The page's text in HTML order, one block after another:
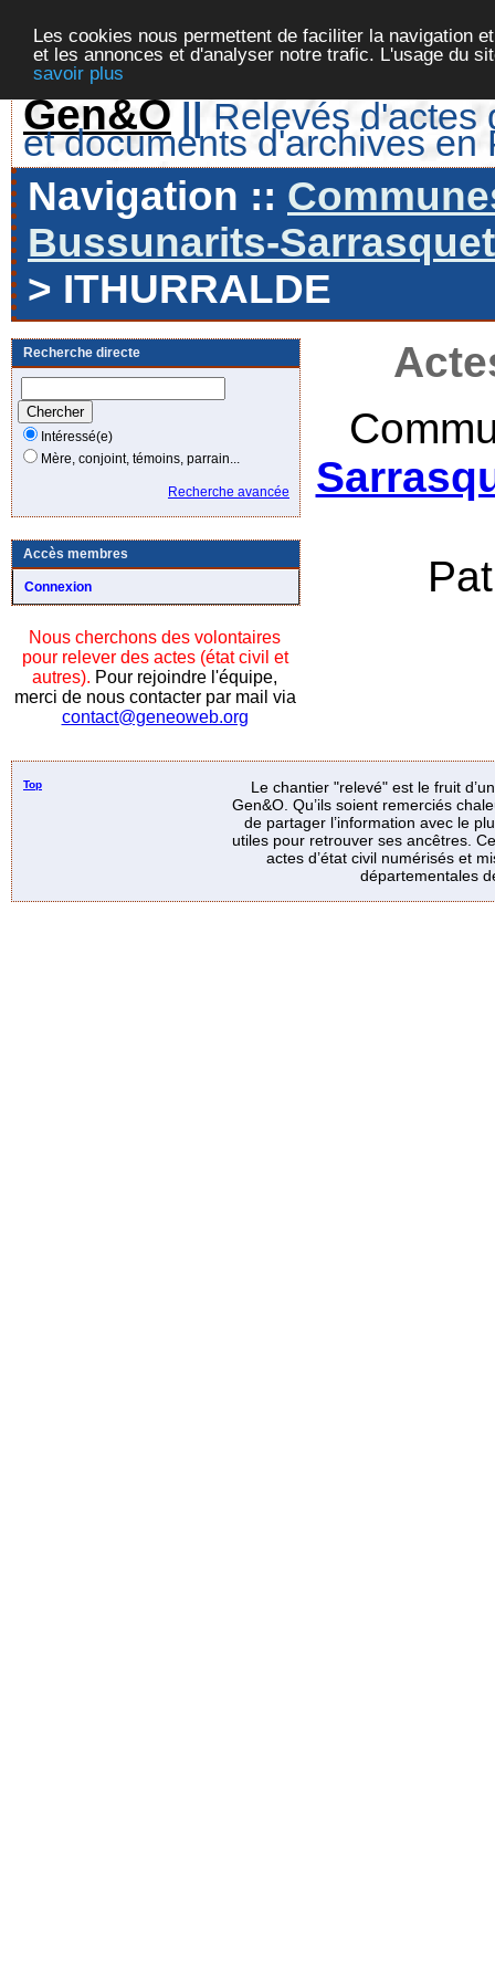
Les cookies nous permettent de faciliter la navigation
et les annonces et d'analyser notre trafic. L'usage du
savoir plus
Gen&O || Relevés d'actes
et documents d'archives en
Navigation ::
Bussunarits-
> ITHURRALDE
Recherche directe
Intéressé(e)
Mère, conjoint, témoins, parrain...
Recherche avancée
Accès membres
Connexion
Nous cherchons des volontaires
pour relever des actes (état civil et
autres). Pour rejoindre l'équipe,
merci de nous contacter par mail via
contact@geneoweb.org
Top
Le chantier "relevé" est le fruit
Gen&O. Qu’ils soient remerciés
de partager l’information avec le
utiles pour retrouver ses ancêtres.
actes d’état civil numérisés et
départementales